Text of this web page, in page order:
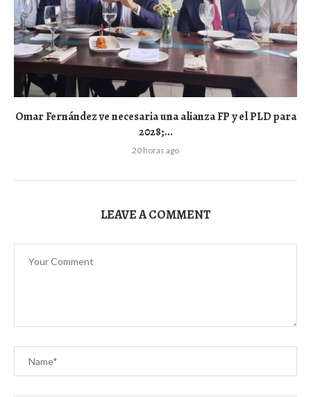
Omar Fernández ve necesaria una alianza FP y el PLD para
2028;...
20 horas ago
LEAVE A COMMENT